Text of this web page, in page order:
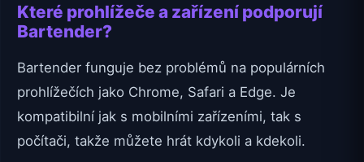
Které prohlížeče a zařízení podporují
Bartender?
Bartender funguje bez problémů na populárních
prohlížečích jako Chrome, Safari a Edge. Je
kompatibilní jak s mobilními zařízeními, tak s
počítači, takže můžete hrát kdykoli a kdekoli.